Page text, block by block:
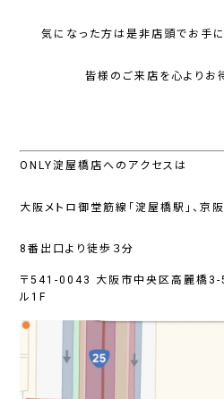
気になった方は是非店頭でお手に
皆様のご来店を心よりお
ONLY淀屋橋店へのアクセスは
大阪メトロ御堂筋線「淀屋橋駅」、京
8番出口より徒歩３分
〒541-0043 大阪市中央区高麗橋
ル1F